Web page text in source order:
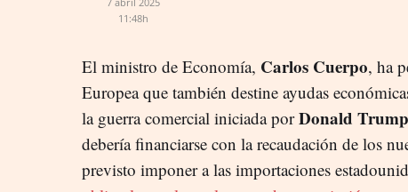
11:48h
El ministro de Economía, Carlos Cuerpo, ha
Europea que también destine ayudas
la guerra comercial iniciada porDonald Trump
debería financiarse con la recaudación de los
previsto imponer a las importaciones